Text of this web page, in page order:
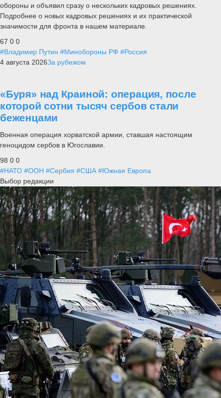
обороны и объявил сразу о нескольких кадровых решениях.
Подробнее о новых кадровых решениях и их практической
значимости для фронта в нашем материале.
67 0 0
#Владимир Путин #Минобороны РФ #Россия
4 августа 2026За рубежом
«Буря» над Краиной: операция, после
которой сотни тысяч сербов стали
беженцами
Военная операция хорватской армии, ставшая настоящим
геноцидом сербов в Югославии.
98 0 0
#НАТО #ООН #Сербия #США #Южная Европа
Выбор редакции